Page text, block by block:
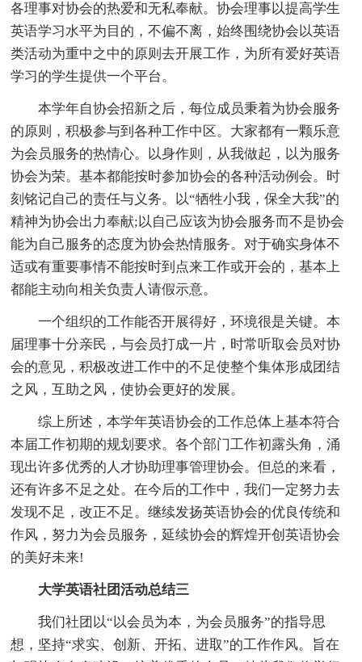
各理事对协会的热爱和无私奉献。协会理事以提高学生
英语学习水平为目的，不偏不离，始终围绕协会以英语
类活动为重中之中的原则去开展工作，为所有爱好英语
学习的学生提供一个平台。
本学年自协会招新之后，每位成员秉着为协会服务
的原则，积极参与到各种工作中区。大家都有一颗乐意
为会员服务的热情心。以身作则，从我做起，以为服务
协会为荣。基本都能按时参加协会的各种活动例会。时
刻铭记自己的责任与义务。以“牺牲小我，保全大我”的
精神为协会出力奉献;以自己应该为协会服务而不是协会
能为自己服务的态度为协会热情服务。对于确实身体不
适或有重要事情不能按时到点来工作或开会的，基本上
都能主动向相关负责人请假示意。
一个组织的工作能否开展得好，环境很是关键。本
届理事十分亲民，与会员打成一片，时常听取会员对协
会的意见，积极改进工作中的不足使整个集体形成团结
之风，互助之风，使协会更好的发展。
综上所述，本学年英语协会的工作总体上基本符合
本届工作初期的规划要求。各个部门工作初露头角，涌
现出许多优秀的人才协助理事管理协会。但总的来看，
还有许多不足之处。在今后的工作中，我们一定努力去
发现不足，改正不足。继续发扬英语协会的优良传统和
作风，努力为会员服务，延续协会的辉煌开创英语协会
的美好未来!
大学英语社团活动总结三
我们社团以“以会员为本，为会员服务”的指导思
想，坚持“求实、创新、开拓、进取”的工作作风。旨在